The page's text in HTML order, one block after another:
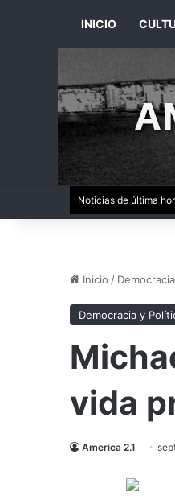
INICIO
Noticias de última
Inicio /
Democracia y
vida
America 2.1